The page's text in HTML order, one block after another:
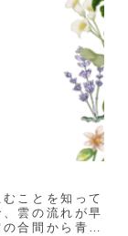
ことを知って
雲の流れが早
合間から青空